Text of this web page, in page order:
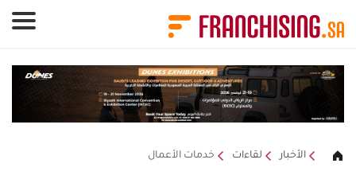
الأخبار لقاءات خدمات الأعمال
لوحة إدارة ملفات تعريف الارتباط